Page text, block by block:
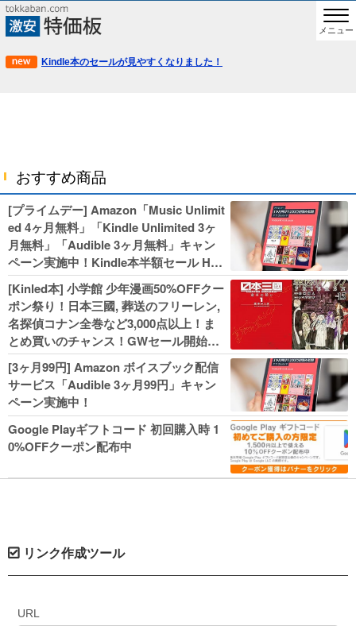
メニュー
Kindle本のセールが見やすくなりました！
おすすめ商品
[プライムデー] Amazon「Music Unlimit
ed 4ヶ月無料」「Kindle Unlimited 3ヶ
月無料」「Audible 3ヶ月無料」キャン
ペーン実施中！Kindle本半額セール HU
NTER×HUNTERなど集英社、無職転生,
幼女戦記などKADOKAWA、キャプテン
翼100円セールも！
[Kinled本] 小学館 少年漫画50%OFFクー
ポン祭り！日本三國, 葬送のフリーレン,
名探偵コナン全巻など3,000点以上！ま
とめ買いのチャンス！GWセール開始！
人気コミック多数 カドカワ祭やIT関連本
がセールに！
[3ヶ月99円] Amazon ボイスブック配信
サービス「Audible 3ヶ月99円」キャン
ペーン実施中！
Google Playギフトコード 初回購入時 1
0%OFFクーポン配布中
リンク作成ツール
URL